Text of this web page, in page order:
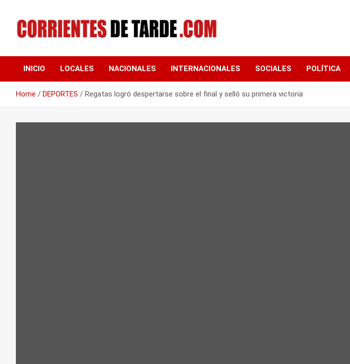
content
CORRIENTES DE
TARDE
INICIO LOCALES NACIONALES INTERNACIONALES SOCIALES POLÍTICA
Home DEPORTES Regatas logró despertarse sobre el final y selló su primera victoria